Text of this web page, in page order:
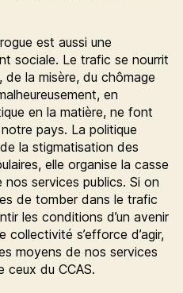
est aussi une
sociale. Le trafic se nourrit
la misère, du chômage
en
en la matière, ne font
pays. La politique
la stigmatisation des
elle organise la casse
services publics. Si on
de tomber dans le trafic
les conditions d’un avenir
s’efforce d’agir,
moyens de nos services
ceux du CCAS.